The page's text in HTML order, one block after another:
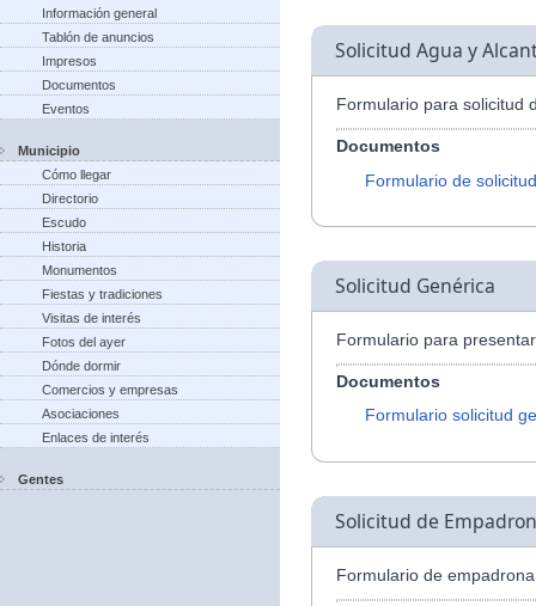
Información general
Tablón de anuncios
Impresos
Documentos
Eventos
Municipio
Cómo llegar
Directorio
Escudo
Historia
Monumentos
Fiestas y tradiciones
Visitas de interés
Fotos del ayer
Dónde dormir
Comercios y empresas
Asociaciones
Enlaces de interés
Gentes
Solicitud Agua y
Formulario para solicitud
Documentos
Formulario de
Solicitud Genérica
Formulario para
Documentos
Formulario solicitud
Solicitud de
Formulario de